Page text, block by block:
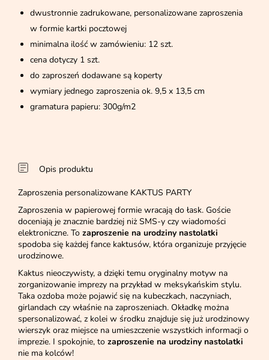
dwustronnie zadrukowane, personalizowane zaproszenia
w formie kartki pocztowej
minimalna ilość w zamówieniu: 12 szt.
cena dotyczy 1 szt.
do zaproszeń dodawane są koperty
wymiary jednego zaproszenia ok. 9,5 x 13,5 cm
gramatura papieru: 300g/m2
Opis produktu
Zaproszenia personalizowane KAKTUS PARTY
Zaproszenia w papierowej formie wracają do łask. Goście
doceniają je znacznie bardziej niż SMS-y czy wiadomości
elektroniczne. To zaproszenie na urodziny nastolatki
spodoba się każdej fance kaktusów, która organizuje przyjęcie
urodzinowe.
Kaktus nieoczywisty, a dzięki temu oryginalny motyw na
zorganizowanie imprezy na przykład w meksykańskim stylu.
Taka ozdoba może pojawić się na kubeczkach, naczyniach,
girlandach czy właśnie na zaproszeniach. Okładkę można
spersonalizować, z kolei w środku znajduje się już urodzinowy
wierszyk oraz miejsce na umieszczenie wszystkich informacji o
imprezie. I spokojnie, to zaproszenie na urodziny nastolatki
nie ma kolców!